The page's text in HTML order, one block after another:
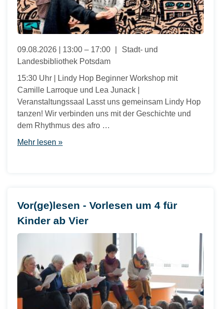
09.08.2026 | 13:00 – 17:00
Stadt- und
Landesbibliothek Potsdam
15:30 Uhr | Lindy Hop Beginner Workshop mit
Camille Larroque und Lea Junack |
Veranstaltungssaal Lasst uns gemeinsam Lindy Hop
tanzen! Wir verbinden uns mit der Geschichte und
dem Rhythmus des afro …
Mehr lesen »
Vor(ge)lesen - Vorlesen um 4 für
Kinder ab Vier